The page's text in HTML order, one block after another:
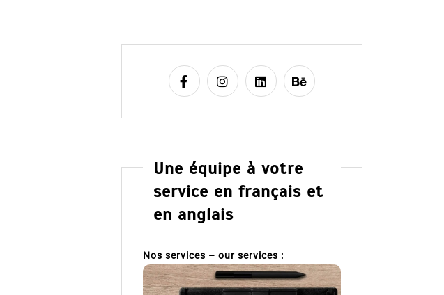
Une équipe à votre
service en français et
en anglais
Nos services – our services :